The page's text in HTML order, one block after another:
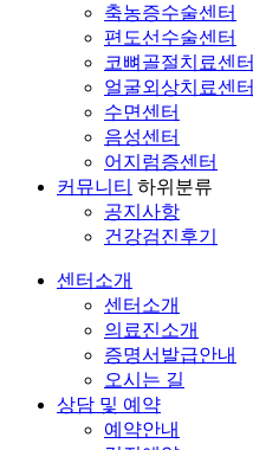
축농증수술센터
편도선수술센터
코뼈골절치료센터
얼굴외상치료센터
수면센터
음성센터
어지럼증센터
커뮤니티 하위분류
공지사항
건강검진후기
센터소개
센터소개
의료진소개
증명서발급안내
오시는 길
상담 및 예약
예약안내